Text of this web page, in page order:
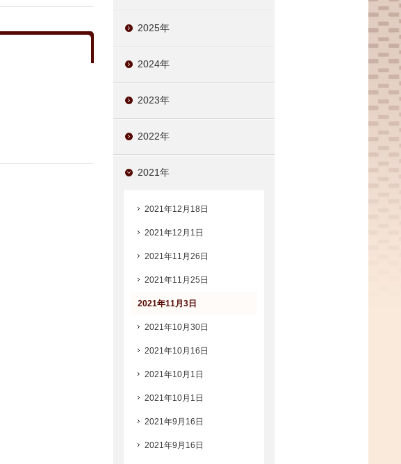
2025年
2024年
2023年
2022年
2021年
2021年12月18日
2021年12月1日
2021年11月26日
2021年11月25日
2021年11月3日
2021年10月30日
2021年10月16日
2021年10月1日
2021年10月1日
2021年9月16日
2021年9月16日